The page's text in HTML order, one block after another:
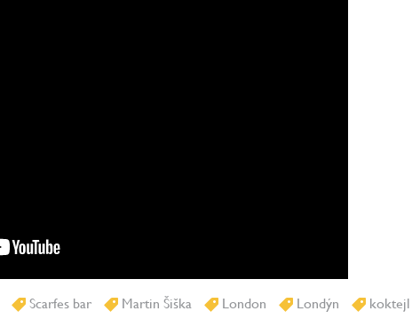
Scarfes bar Martin Šiška London Londýn koktejl